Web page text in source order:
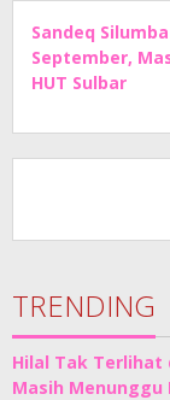
Sandeq
September,
HUT Sulbar
TRENDING
Hilal Tak Terlihat
Masih Menunggu